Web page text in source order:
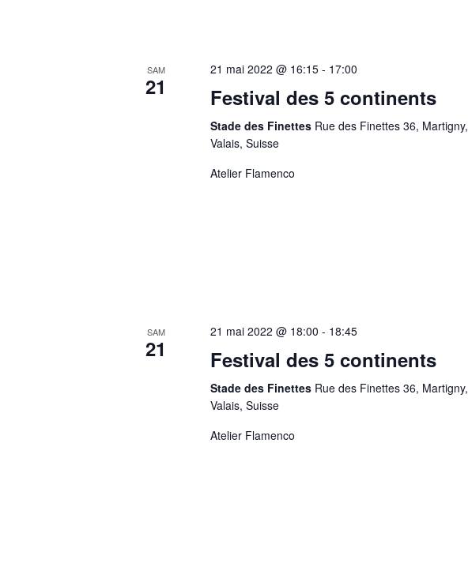
SAM
21
21 mai 2022 @ 16:15 - 17:00
Festival des 5 continents
Stade des Finettes Rue des Finettes 36, Martigny,
Valais, Suisse
Atelier Flamenco
SAM
21
21 mai 2022 @ 18:00 - 18:45
Festival des 5 continents
Stade des Finettes Rue des Finettes 36, Martigny,
Valais, Suisse
Atelier Flamenco